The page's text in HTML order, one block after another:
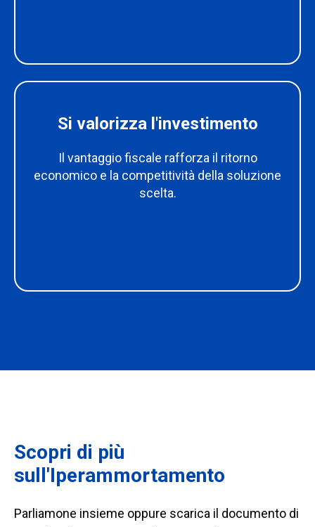
Si valorizza l'investimento
Il vantaggio fiscale rafforza il ritorno
economico e la competitività della soluzione
scelta.
Scopri di più
sull'Iperammortamento
Parliamone insieme oppure scarica il documento di